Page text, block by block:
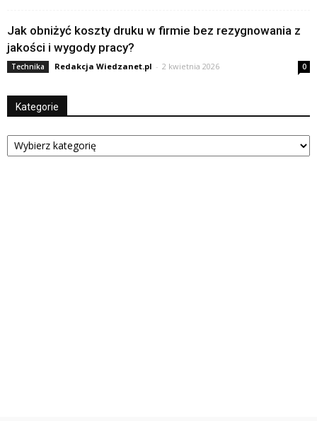
Jak obniżyć koszty druku w firmie bez rezygnowania z
jakości i wygody pracy?
Technika Redakcja Wiedzanet.pl - 2 kwietnia 2026 0
Kategorie
Kategorie